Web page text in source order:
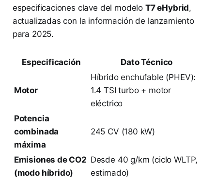
especificaciones clave del modelo T7 eHybrid,
actualizadas con la información de lanzamiento
para 2025.
Especificación Dato Técnico
Motor
Híbrido enchufable (PHEV):
1.4 TSI turbo + motor
eléctrico
Potencia
combinada
máxima
245 CV (180 kW)
Emisiones de CO2
(modo híbrido)
Desde 40 g/km (ciclo WLTP,
estimado)